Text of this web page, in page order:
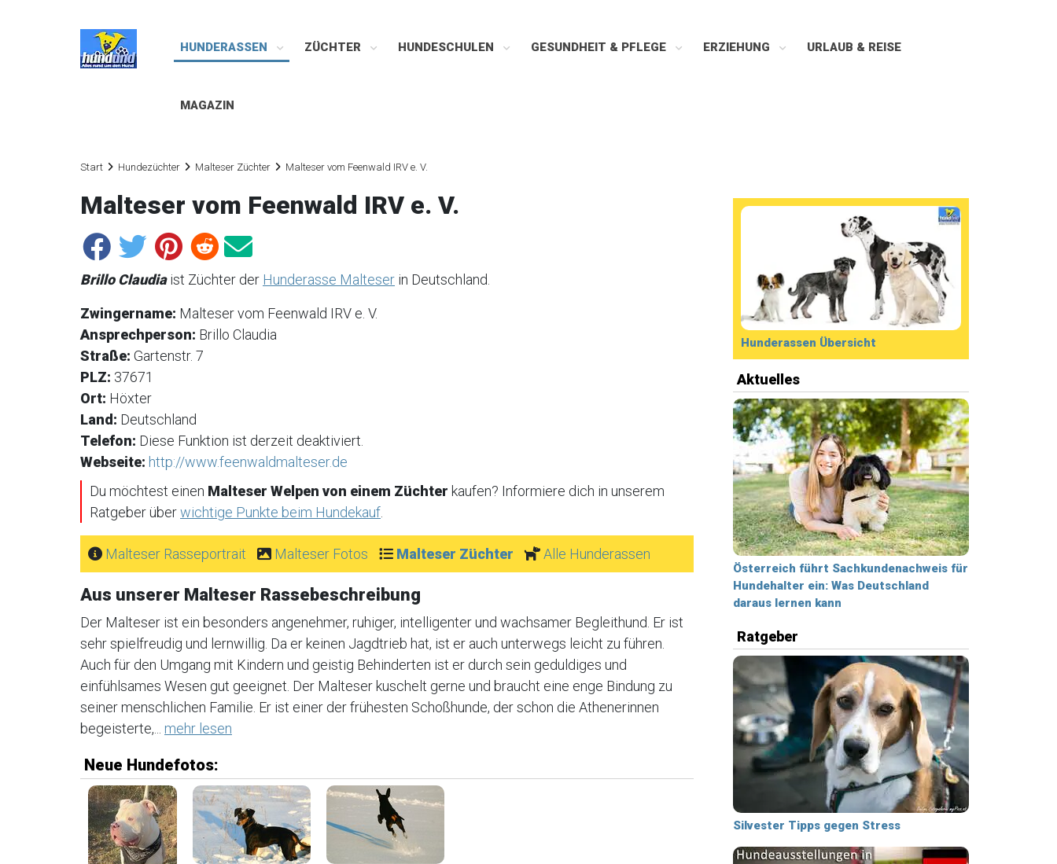
HUNDERASSEN ZÜCHTER HUNDESCHULEN GESUNDHEIT & PFLEGE ERZIEHUNG URLAUB & REISE
MAGAZIN
Start Hundezüchter Malteser Züchter Malteser vom Feenwald IRV e. V.
Malteser vom Feenwald IRV e. V.
Brillo Claudiaist Züchter der Hunderasse Malteser in Deutschland.
Zwingername: Malteser vom Feenwald IRV e. V.
Ansprechperson: Brillo Claudia
Straße: Gartenstr. 7
PLZ: 37671
Ort: Höxter
Land: Deutschland
Telefon: Diese Funktion ist derzeit deaktiviert.
Webseite: http://www.feenwaldmalteser.de
Du möchtest einen Malteser Welpen von einem Züchter kaufen? Informiere dich in unserem
Ratgeber überwichtige Punkte beim Hundekauf
Malteser Rasseportrait Malteser Fotos Malteser Züchter Alle Hunderassen
Aus unserer Malteser Rassebeschreibung
Der Malteser ist ein besonders angenehmer, ruhiger, intelligenter und wachsamer Begleithund. Er ist
sehr spielfreudig und lernwillig. Da er keinen Jagdtrieb hat, ist er auch unterwegs leicht zu führen.
Auch für den Umgang mit Kindern und geistig Behinderten ist er durch sein geduldiges und
einfühlsames Wesen gut geeignet. Der Malteser kuschelt gerne und braucht eine enge Bindung zu
seiner menschlichen Familie. Er ist einer der frühesten Schoßhunde, der schon die Athenerinnen
begeisterte,... mehr lesen
Neue Hundefotos:
Hunderassen Übersicht
Aktuelles
Österreich führt Sachkundenachweis für
Hundehalter ein: Was Deutschland
daraus lernen kann
Ratgeber
Silvester Tipps gegen Stress